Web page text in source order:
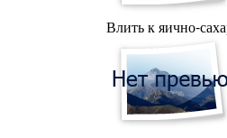
Влить к яично-